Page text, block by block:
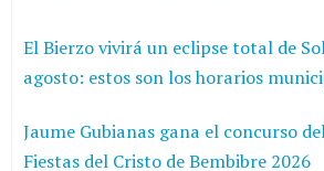
El Bierzo vivirá un eclipse total de
agosto: estos son los horarios
Jaume Gubianas gana el concurso
Fiestas del Cristo de Bembibre 2026